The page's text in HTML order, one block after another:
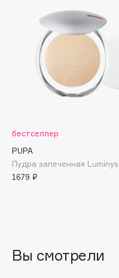
Biorepair
BLOME
Boadicea The Victorious
BORK
Brunello Cucinelli
Bvlgari
C
бестселлер
PUPA
Пудра запеченная Luminys
1679 ₽
Вы смотрели